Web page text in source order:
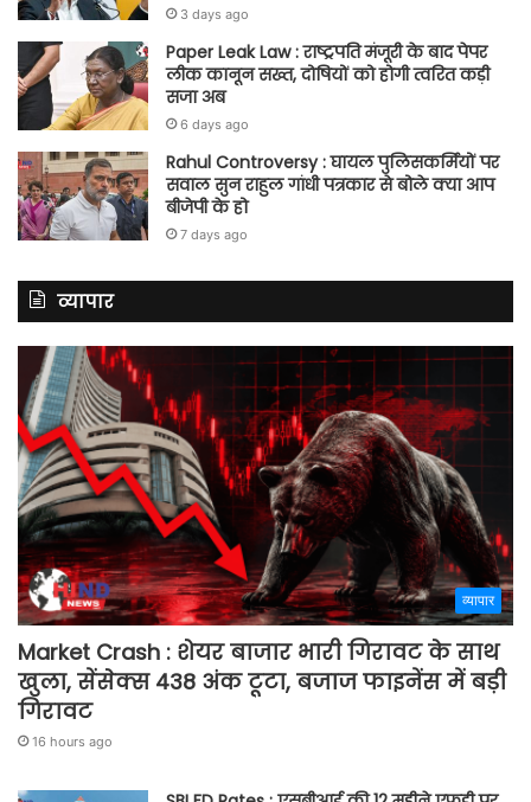
3 days ago
Paper Leak Law : राष्ट्रपति मंजूरी के बाद पेपर
लीक कानून सख्त, दोषियों को होगी त्वरित कड़ी
सजा अब
6 days ago
Rahul Controversy : घायल पुलिसकर्मियों पर
सवाल सुन राहुल गांधी पत्रकार से बोले क्या आप
बीजेपी के हो
7 days ago
व्यापार
व्यापार
Market Crash : शेयर बाजार भारी गिरावट के साथ
खुला, सेंसेक्स 438 अंक टूटा, बजाज फाइनेंस में बड़ी
गिरावट
16 hours ago